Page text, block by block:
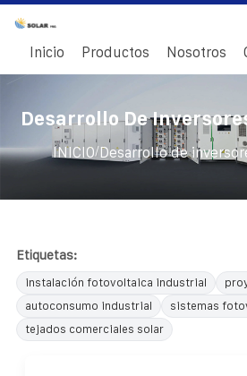
Inicio Productos Nosotros
Desarrollo De
INICIO/ Desarrollo de
Etiquetas:
instalación fotovoltaica industrial
autoconsumo industrial
sistemas
tejados comerciales solar